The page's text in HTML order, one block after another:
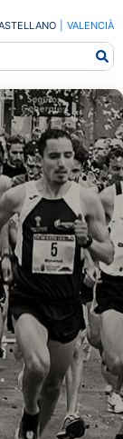
VALENCIÀ